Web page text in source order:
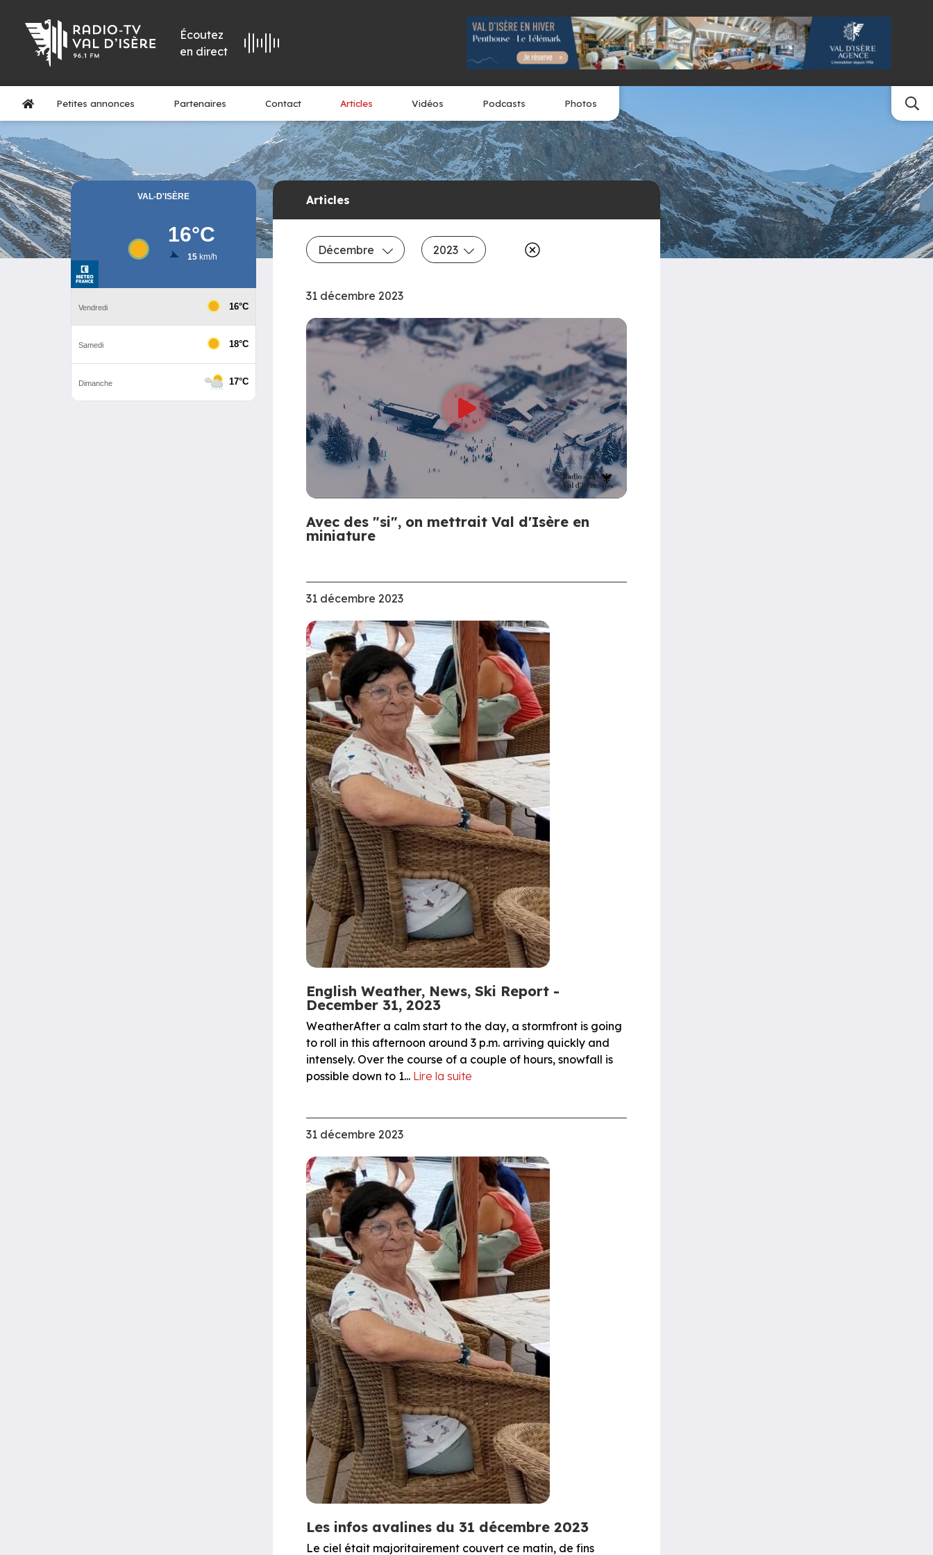
Écoutez
en direct
Petites annonces Partenaires Contact Articles Vidéos Podcasts Photos
Articles
Décembre 2023
31 décembre 2023
Avec des "si", on mettrait Val d'Isère en
miniature
31 décembre 2023
English Weather, News, Ski Report -
December 31, 2023
WeatherAfter a calm start to the day, a stormfront is going
to roll in this afternoon around 3 p.m. arriving quickly and
intensely. Over the course of a couple of hours, snowfall is
possible down to 1... Lire la suite
31 décembre 2023
Les infos avalines du 31 décembre 2023
Le ciel était majoritairement couvert ce matin, de fins